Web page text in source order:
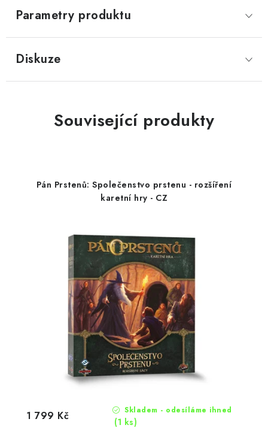
Parametry produktu
Diskuze
Související produkty
Pán Prstenů: Společenstvo prstenu - rozšíření
karetní hry - CZ
Skladem - odesíláme ihned
(1 ks)
1 799 Kč